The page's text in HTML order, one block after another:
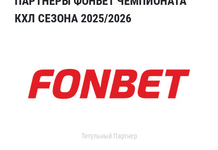
КХЛ СЕЗОНА 2025/2026
Титульный Партнер